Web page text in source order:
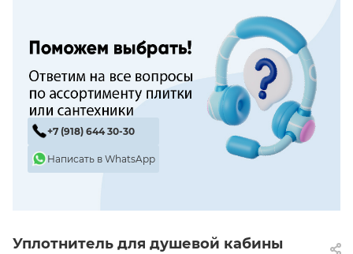
+7 (918) 644 30-30
Написать в WhatsApp
Уплотнитель для душевой кабины